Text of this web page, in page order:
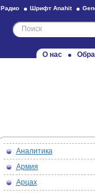
Радио Шрифт Anahit
О нас
Аналитика
Армия
Арцах